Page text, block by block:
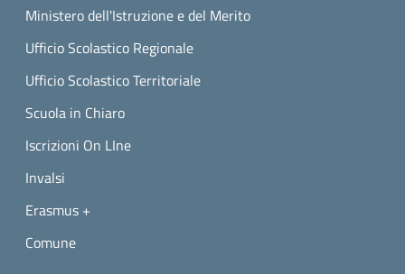
Ministero dell'Istruzione e del Merito
Ufficio Scolastico Regionale
Ufficio Scolastico Territoriale
Scuola in Chiaro
Iscrizioni On LIne
Invalsi
Erasmus +
Comune